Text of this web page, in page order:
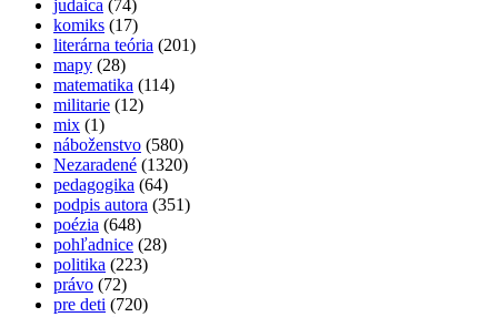
judaica (74)
komiks (17)
literárna teória (201)
mapy (28)
matematika (114)
militarie (12)
mix (1)
náboženstvo (580)
Nezaradené (1320)
pedagogika (64)
podpis autora (351)
poézia (648)
pohľadnice (28)
politika (223)
právo (72)
pre deti (720)